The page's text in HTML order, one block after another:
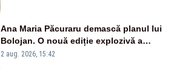
Ana Maria Păcuraru demască planul lui
Bolojan. O nouă ediție explozivă a
emisiunii „Miza Zilei” la Realitatea PLUS
2 aug. 2026, 15:42